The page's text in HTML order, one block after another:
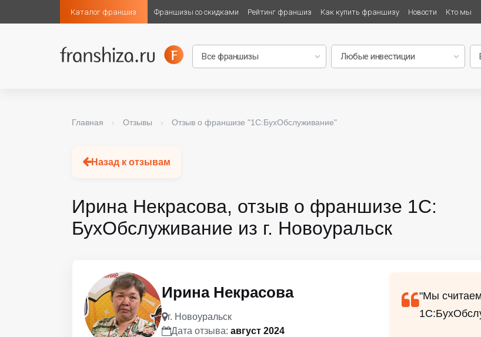
Каталог франшиз Франшизы со скидками Рейтинг франшиз Как купить франшизу Новости Кто мы
Главная › Отзывы › Отзыв о франшизе "1С:БухОбслуживание"
Назад к отзывам
Ирина Некрасова, отзыв о франшизе 1С:
БухОбслуживание из г. Новоуральск
Ирина Некрасова
г. Новоуральск
Дата отзыва: август 2024
"Мы